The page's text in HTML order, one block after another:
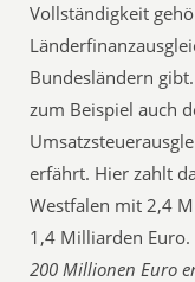
Vollständigkeit
Bundesländern
zum Beispiel auch
erfährt. Hier zahlt
Westfalen mit 2,4
1,4 Milliarden Euro.
200 Millionen Euro